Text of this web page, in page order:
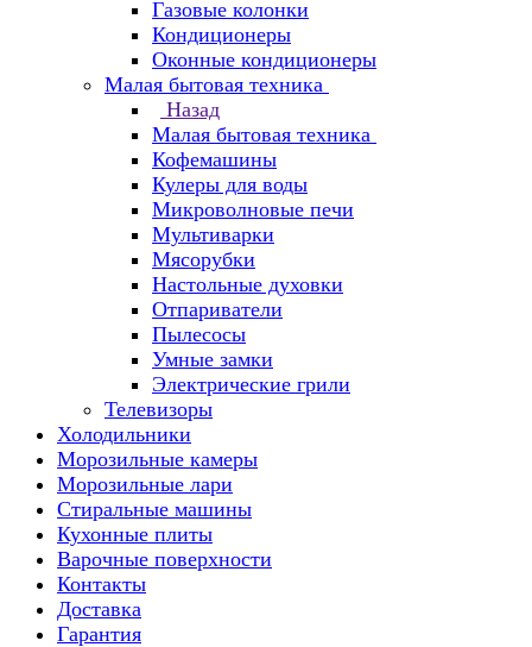
Газовые колонки
Кондиционеры
Оконные кондиционеры
Малая бытовая техника
Назад
Малая бытовая техника
Кофемашины
Кулеры для воды
Микроволновые печи
Мультиварки
Мясорубки
Настольные духовки
Отпариватели
Пылесосы
Умные замки
Электрические грили
Телевизоры
Холодильники
Морозильные камеры
Морозильные лари
Стиральные машины
Кухонные плиты
Варочные поверхности
Контакты
Доставка
Гарантия